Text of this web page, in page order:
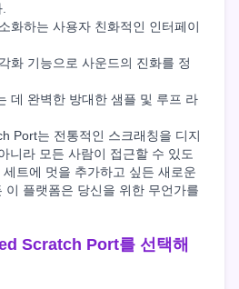
화하는 사용자 친화적인 인터페이
화 기능으로 사운드의 진화를 정
데 완벽한 방대한 샘플 및 루프 라
Port는 전통적인 스크래칭을 디지
니라 모든 사람이 접근할 수 있도
트에 멋을 추가하고 싶든 새로운
이 플랫폼은 당신을 위한 무언가를
Scratch Port를 선택해